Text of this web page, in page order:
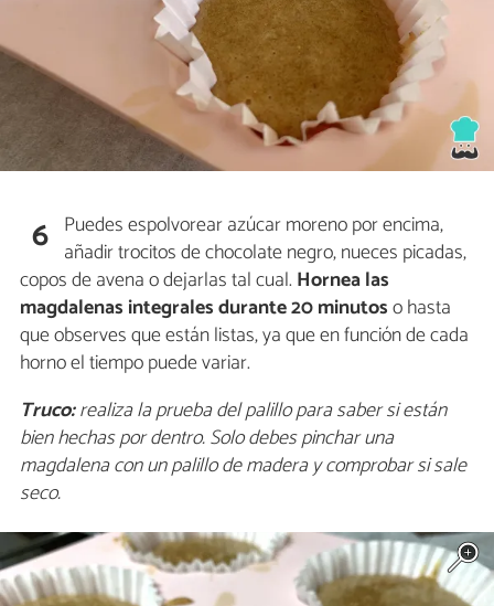
6 Puedes espolvorear azúcar moreno por encima,
añadir trocitos de chocolate negro, nueces picadas,
copos de avena o dejarlas tal cual. Hornea las
magdalenas integrales durante 20 minutoso hasta
que observes que están listas, ya que en función de cada
horno el tiempo puede variar.
Truco:realiza la prueba del palillo para saber si están
bien hechas por dentro. Solo debes pinchar una
magdalena con un palillo de madera y comprobar si sale
seco.